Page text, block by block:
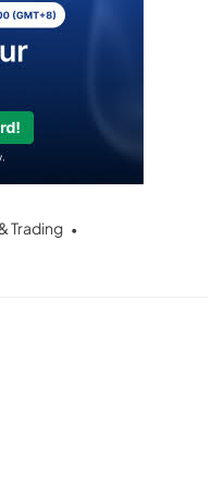
Trading